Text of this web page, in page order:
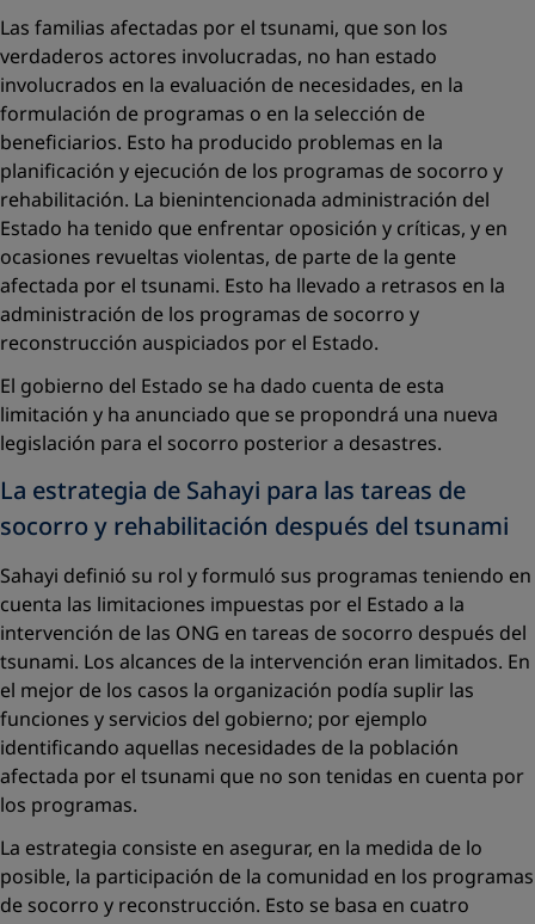
Las familias afectadas por el tsunami, que son los
verdaderos actores involucradas, no han estado
involucrados en la evaluación de necesidades, en la
formulación de programas o en la selección de
beneficiarios. Esto ha producido problemas en la
planificación y ejecución de los programas de socorro y
rehabilitación. La bienintencionada administración del
Estado ha tenido que enfrentar oposición y críticas, y en
ocasiones revueltas violentas, de parte de la gente
afectada por el tsunami. Esto ha llevado a retrasos en la
administración de los programas de socorro y
reconstrucción auspiciados por el Estado.
El gobierno del Estado se ha dado cuenta de esta
limitación y ha anunciado que se propondrá una nueva
legislación para el socorro posterior a desastres.
La estrategia de Sahayi para las tareas de
socorro y rehabilitación después del tsunami
Sahayi definió su rol y formuló sus programas teniendo en
cuenta las limitaciones impuestas por el Estado a la
intervención de las ONG en tareas de socorro después del
tsunami. Los alcances de la intervención eran limitados. En
el mejor de los casos la organización podía suplir las
funciones y servicios del gobierno; por ejemplo
identificando aquellas necesidades de la población
afectada por el tsunami que no son tenidas en cuenta por
los programas.
La estrategia consiste en asegurar, en la medida de lo
posible, la participación de la comunidad en los programas
de socorro y reconstrucción. Esto se basa en cuatro